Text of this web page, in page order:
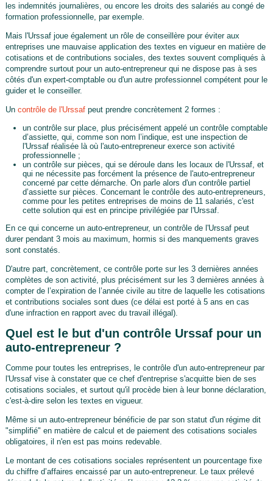
les indemnités journalières, ou encore les droits des salariés au congé de
formation professionnelle, par exemple.
Mais l'Urssaf joue également un rôle de conseillère pour éviter aux
entreprises une mauvaise application des textes en vigueur en matière de
cotisations et de contributions sociales, des textes souvent compliqués à
comprendre surtout pour un auto-entrepreneur qui ne dispose pas à ses
côtés d'un expert-comptable ou d'un autre professionnel compétent pour le
guider et le conseiller.
Un contrôle de l'Urssafpeut prendre concrètement 2 formes :
un contrôle sur place, plus précisément appelé un contrôle comptable
d’assiette, qui, comme son nom l’indique, est une inspection de
l'Urssaf réalisée là où l'auto-entrepreneur exerce son activité
professionnelle ;
un contrôle sur pièces, qui se déroule dans les locaux de l'Urssaf, et
qui ne nécessite pas forcément la présence de l'auto-entrepreneur
concerné par cette démarche. On parle alors d'un contrôle partiel
d’assiette sur pièces. Concernant le contrôle des auto-entrepreneurs,
comme pour les petites entreprises de moins de 11 salariés, c'est
cette solution qui est en principe privilégiée par l'Urssaf.
En ce qui concerne un auto-entrepreneur, un contrôle de l'Urssaf peut
durer pendant 3 mois au maximum, hormis si des manquements graves
sont constatés.
D'autre part, concrètement, ce contrôle porte sur les 3 dernières années
complètes de son activité, plus précisément sur les 3 dernières années à
compter de l’expiration de l’année civile au titre de laquelle les cotisations
et contributions sociales sont dues (ce délai est porté à 5 ans en cas
d'une infraction en rapport avec du travail illégal).
Quel est le but d'un contrôle Urssaf pour un
auto-entrepreneur ?
Comme pour toutes les entreprises, le contrôle d'un auto-entrepreneur par
l'Urssaf vise à constater que ce chef d'entreprise s'acquitte bien de ses
cotisations sociales, et surtout qu'il procède bien à leur bonne déclaration,
c'est-à-dire selon les textes en vigueur.
Même si un auto-entrepreneur bénéficie de par son statut d'un régime dit
"simplifié" en matière de calcul et de paiement des cotisations sociales
obligatoires, il n'en est pas moins redevable.
Le montant de ces cotisations sociales représentent un pourcentage fixe
du chiffre d’affaires encaissé par un auto-entrepreneur. Le taux prélevé